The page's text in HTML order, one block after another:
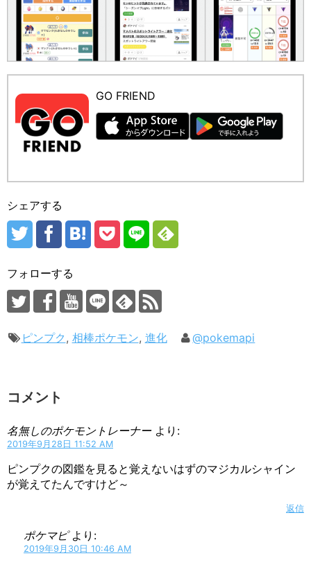
GO FRIEND
シェアする
フォローする
ピンプク , 相棒ポケモン, 進化 @pokemapi
コメント
名無しのポケモントレーナー より:
2019年9月28日 11:52 AM
ピンプクの図鑑を見ると覚えないはずのマジカルシャイン
が覚えてたんですけど～
返信
ポケマピ より:
2019年9月30日 10:46 AM